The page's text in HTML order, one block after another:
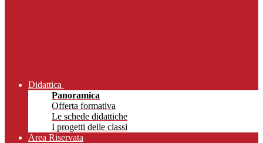
Didattica
Panoramica
Offerta formativa
Le schede didattiche
I progetti delle classi
Area Riservata